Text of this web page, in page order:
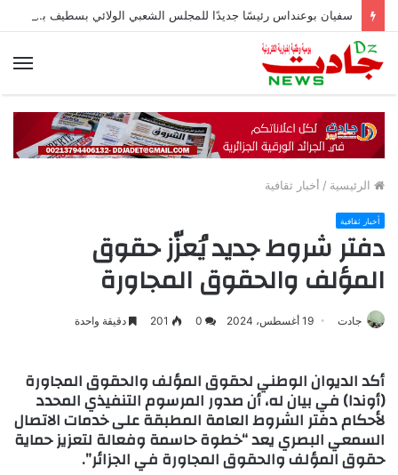
سفيان بوعنداس رئيسًا جديدًا للمجلس الشعبي الولائي بسطيف بالأغلبية
الرئيسية / أخبار ثقافية
أخبار ثقافية
دفتر شروط جديد يُعزّز حقوق
المؤلف والحقوق المجاورة
جادت 19 أغسطس، 2024 0
201 دقيقة واحدة
أكد الديوان الوطني لحقوق المؤلف والحقوق المجاورة
(أوندا) في بيان له، أن صدور المرسوم التنفيذي المحدد
لأحكام دفتر الشروط العامة المطبقة على خدمات الاتصال
السمعي البصري يعد “خطوة حاسمة وفعالة لتعزيز حماية
حقوق المؤلف والحقوق المجاورة في الجزائر”.